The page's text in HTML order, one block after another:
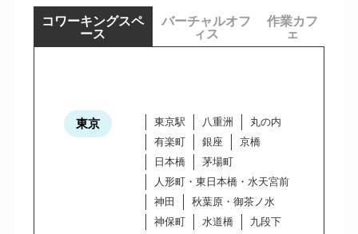
コワーキングスペ
ース
バーチャルオフ
ィス
作業カフ
ェ
東京 東京駅 八重洲
丸の内
有楽町
銀座
京橋
日本橋
茅場町
人形町・東日本橋・水天宮前
神田
秋葉原・御茶ノ水
神保町
水道橋
九段下